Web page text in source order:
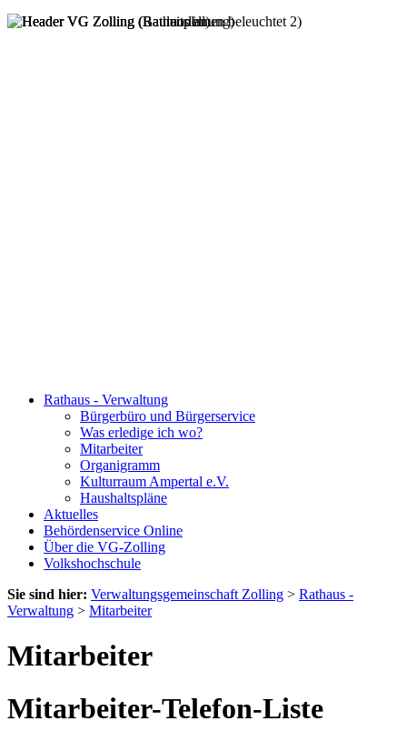
Rathaus - Verwaltung
Bürgerbüro und Bürgerservice
Was erledige ich wo?
Mitarbeiter
Organigramm
Kulturraum Ampertal e.V.
Haushaltspläne
Aktuelles
Behördenservice Online
Über die VG-Zolling
Volkshochschule
Sie sind hier: Verwaltungsgemeinschaft Zolling > Rathaus -
Verwaltung > Mitarbeiter
Mitarbeiter
Mitarbeiter-Telefon-Liste